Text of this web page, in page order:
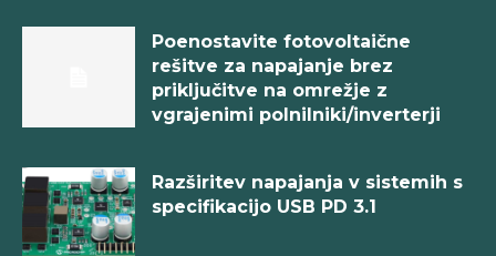
Poenostavite fotovoltaične
rešitve za napajanje brez
priključitve na omrežje z
vgrajenimi polnilniki/inverterji
Razširitev napajanja v sistemih s
specifikacijo USB PD 3.1